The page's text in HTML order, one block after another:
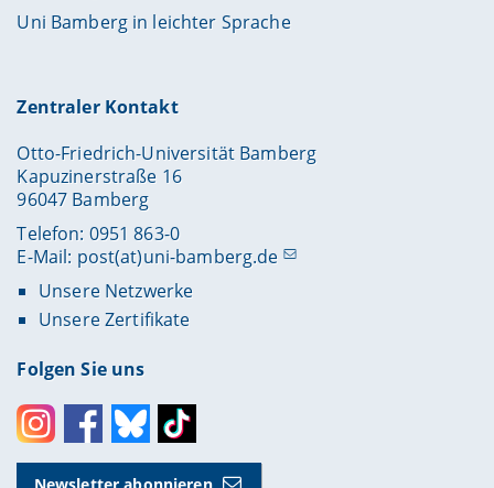
Uni Bamberg in leichter Sprache
Zentraler Kontakt
Otto-Friedrich-Universität Bamberg
Kapuzinerstraße 16
96047 Bamberg
Telefon: 0951 863-0
E-Mail: post(at)uni-bamberg.de
Unsere Netzwerke
Unsere Zertifikate
Folgen Sie uns
InstagramFacebookBlueskyToktok